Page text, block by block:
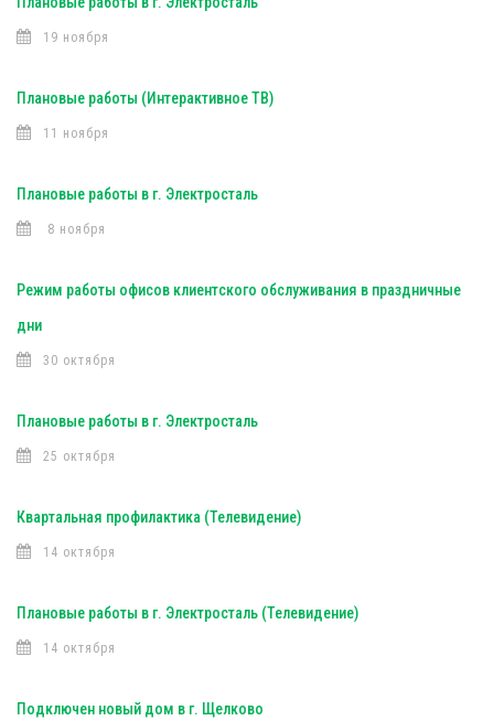
19 ноября
Плановые работы (Интерактивное ТВ)
11 ноября
Плановые работы в г. Электросталь
8 ноября
Режим работы офисов клиентского обслуживания в праздничные
дни
30 октября
Плановые работы в г. Электросталь
25 октября
Квартальная профилактика (Телевидение)
14 октября
Плановые работы в г. Электросталь (Телевидение)
14 октября
Подключен новый дом в г. Щелково